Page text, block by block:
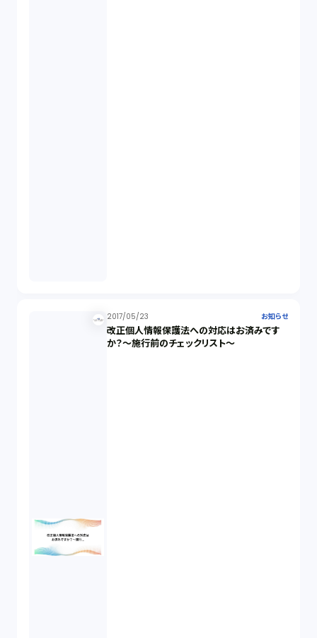
2017/05/23 お知らせ
改正個人情報保護法への対応はお済みです
か？～施行前のチェックリスト～